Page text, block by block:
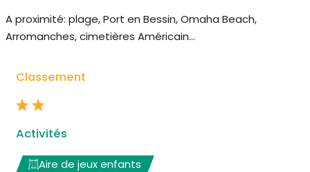
A proximité: plage, Port en Bessin, Omaha Beach,
Arromanches, cimetières Américain…
Classement
Activités
Aire de jeux enfants